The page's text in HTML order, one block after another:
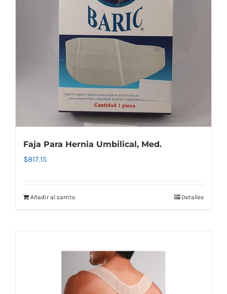
Faja Para Hernia Umbilical, Med.
$817.15
Añadir al carrito Detalles